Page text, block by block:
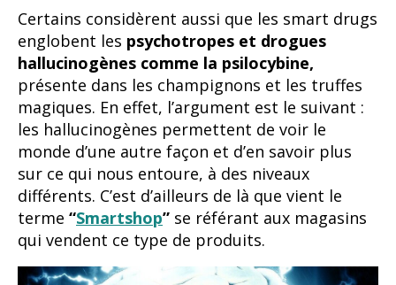
Certains considèrent aussi que les smart drugs
englobent les psychotropes et drogues
hallucinogènes comme la psilocybine,
présente dans les champignons et les truffes
magiques. En effet, l’argument est le suivant :
les hallucinogènes permettent de voir le
monde d’une autre façon et d’en savoir plus
sur ce qui nous entoure, à des niveaux
différents. C’est d’ailleurs de là que vient le
terme “Smartshop” se référant aux magasins
qui vendent ce type de produits.